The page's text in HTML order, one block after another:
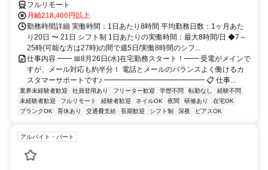
フルリモート
月給218,400円以上
勤務時間詳細 実働時間：1日あたり8時間 平均勤務日数：1ヶ月あた
り20日 〜 21日 シフト制 1日あたりの実働時間：最大8時間/日 ◆7～
25時(可能な方は27時)の間で週5日/実働8時間のシフ...
仕事内容 ━━ 📅8月26日(水)在宅勤務スタート！━━ 受電がメインで
すが、メール対応も約半分！ 電話とメールのバランスよく働けるカ
スタマーサポートです♪ ━━━━━━━━━━━━━━ 📋 仕事...
業界未経験者歓迎 社員登用あり フリーター歓迎 学歴不問 転勤なし
経験不問
未経験者歓迎
フルリモート 経験者歓迎 ネイルOK 夜間 研修あり
在宅OK
ブランクOK
育休あり 交通費支給 長期歓迎 シフト制 深夜 ピアスOK
アルバイト・パート